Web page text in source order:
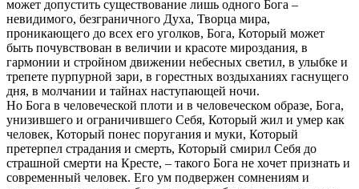
может допустить существование лишь одного Бога –
невидимого, безграничного Духа, Творца мира,
проникающего до всех его уголков, Бога, Который может
быть почувствован в величии и красоте мироздания, в
гармонии и стройном движении небесных светил, в улыбке и
трепете пурпурной зари, в горестных воздыханиях гаснущего
дня, в молчании и тайнах наступающей ночи.
Но Бога в человеческой плоти и в человеческом образе, Бога,
унизившего и ограничившего Себя, Который жил и умер как
человек, Который понес поругания и муки, Который
претерпел страдания и смерть, Который смирил Себя до
страшной смерти на Кресте, – такого Бога не хочет признать и
современный человек. Его ум подвержен сомнениям и